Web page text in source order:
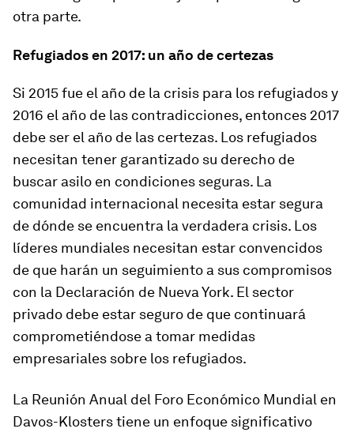
otra parte.
Refugiados en 2017: un año de certezas
Si 2015 fue el año de la crisis para los refugiados y
2016 el año de las contradicciones, entonces 2017
debe ser el año de las certezas. Los refugiados
necesitan tener garantizado su derecho de
buscar asilo en condiciones seguras. La
comunidad internacional necesita estar segura
de dónde se encuentra la verdadera crisis. Los
líderes mundiales necesitan estar convencidos
de que harán un seguimiento a sus compromisos
con la Declaración de Nueva York. El sector
privado debe estar seguro de que continuará
comprometiéndose a tomar medidas
empresariales sobre los refugiados.
La Reunión Anual del Foro Económico Mundial en
Davos-Klosters tiene un enfoque significativo